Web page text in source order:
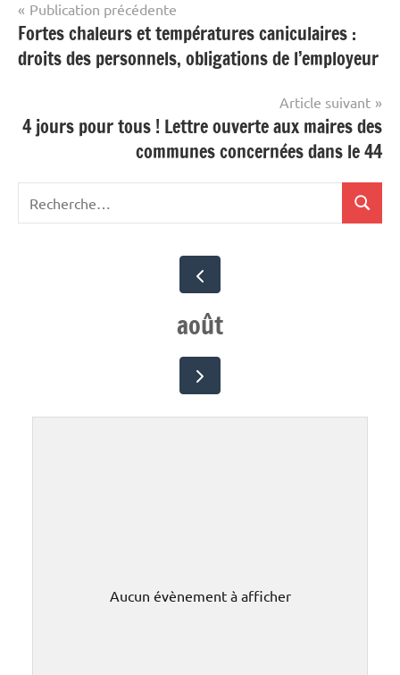
Navigation
de
l’article
Publication précédente
Fortes chaleurs et températures caniculaires :
droits des personnels, obligations de l’employeur
Article suivant
4 jours pour tous ! Lettre ouverte aux maires des
communes concernées dans le 44
pour
août
Aucun évènement à afficher